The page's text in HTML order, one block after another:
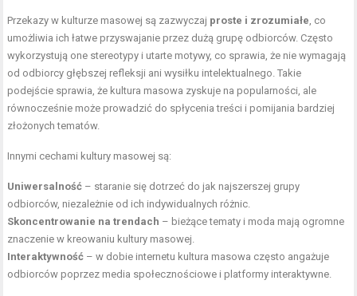
Przekazy w kulturze masowej są zazwyczaj proste i zrozumiałe , co
umożliwia ich łatwe przyswajanie przez dużą grupę odbiorców. Często
wykorzystują one stereotypy i utarte motywy, co sprawia, że nie wymagają
od odbiorcy głębszej refleksji ani wysiłku intelektualnego. Takie
podejście sprawia, że kultura masowa zyskuje na popularności, ale
równocześnie może prowadzić do spłycenia treści i pomijania bardziej
złożonych tematów.
Innymi cechami kultury masowej są:
Uniwersalność – staranie się dotrzeć do jak najszerszej grupy
odbiorców, niezależnie od ich indywidualnych różnic.
Skoncentrowanie na trendach – bieżące tematy i moda mają ogromne
znaczenie w kreowaniu kultury masowej.
Interaktywność – w dobie internetu kultura masowa często angażuje
odbiorców poprzez media społecznościowe i platformy interaktywne.